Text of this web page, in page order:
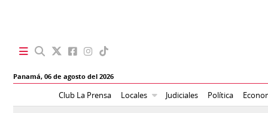
Panamá,06 de agosto del 2026
Club La Prensa Locales Judiciales Política
BBC